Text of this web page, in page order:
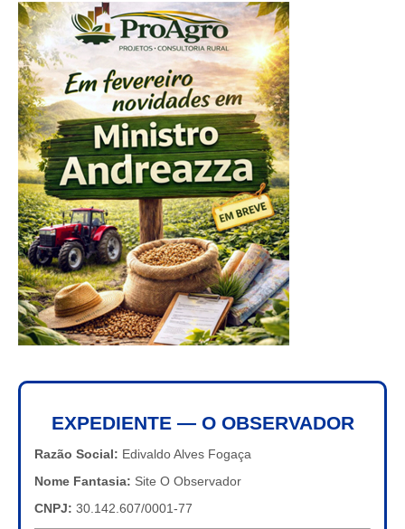
EXPEDIENTE — O OBSERVADOR
Razão Social: Edivaldo Alves Fogaça
Nome Fantasia: Site O Observador
CNPJ: 30.142.607/0001-77